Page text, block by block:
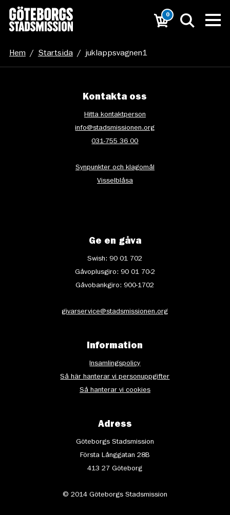
0
Hem / Startsida / juklappsvagnen1
Kontakta oss
Hitta kontaktperson
info@stadsmissionen.org
031-755 36 00
Synpunkter och klagomål
Visselblåsa
Ge en gåva
Swish: 90 01 702
Gåvoplusgiro: 90 01 70-2
Gåvobankgiro: 900-1702
givarservice@stadsmissionen.org
Information
Insamlingspolicy
Så här hanterar vi personuppgifter
Så hanterar vi cookies
Adress
Göteborgs Stadsmission
Första Långgatan 28B
413 27 Göteborg
© 2014 Göteborgs Stadsmission